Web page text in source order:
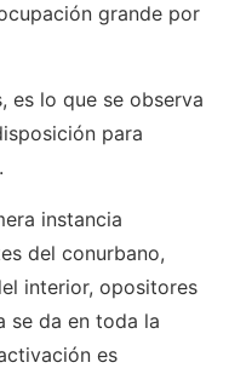
grande por
es lo que se observa
para
instancia
del conurbano,
interior, opositores
se da en toda la
es